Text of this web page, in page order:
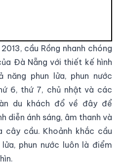
cầu Rồng nhanh chóng
Đà Nẵng với thiết kế hình
phun lửa, phun nước
6, thứ 7, chủ nhật và các
du khách đổ về đây để
diễn ánh sáng, âm thanh và
cây cầu. Khoảnh khắc cầu
phun nước luôn là điểm